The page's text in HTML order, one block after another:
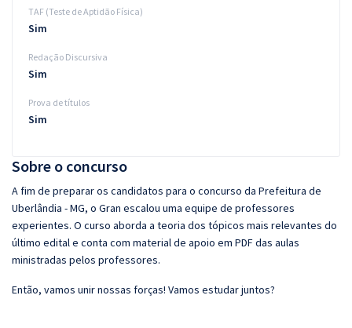
Sobre o concurso
A fim de preparar os candidatos para o concurso da Prefeitura de
Uberlândia - MG, o Gran escalou uma equipe de professores
experientes. O curso aborda a teoria dos tópicos mais relevantes do
último edital e conta com material de apoio em PDF das aulas
ministradas pelos professores.
Então, vamos unir nossas forças! Vamos estudar juntos?
TAF (Teste de Aptidão Física)
Sim
Redação Discursiva
Sim
Prova de títulos
Sim